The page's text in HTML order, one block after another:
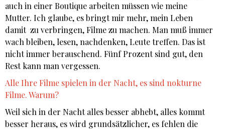
auch in einer Boutique arbeiten müssen wie meine
Mutter. Ich glaube, es bringt mir mehr, mein Leben
damit zu verbringen, Filme zu machen. Man muß immer
wach bleiben, lesen, nachdenken, Leute treffen. Das ist
nicht immer berauschend. Fünf Prozent sind gut, den
Rest kann man vergessen.
Alle Ihre Filme spielen in der Nacht, es sind nokturne
Filme. Warum?
Weil sich in der Nacht alles besser abhebt, alles kommt
besser heraus, es wird grundsätzlicher, es fehlen die